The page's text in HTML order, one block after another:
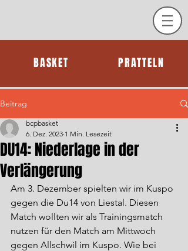
PRATTELN
BASKET
Beitrag
DU14: Niederlage in der
Verlängerung
bcpbasket
6. Dez. 2023 1 Min. Lesezeit
Am 3. Dezember spielten wir im Kuspo
gegen die Du14 von Liestal. Diesen
Match wollten wir als Trainingsmatch
nutzen für den Match am Mittwoch
gegen Allschwil im Kuspo. Wie bei